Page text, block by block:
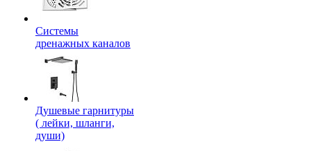
Системы
дренажных каналов
Душевые гарнитуры
( лейки, шланги,
души)